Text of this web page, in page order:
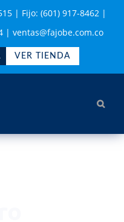
| Fijo: (601) 917-8462 |
| ventas@fajobe.com.co
VER TIENDA